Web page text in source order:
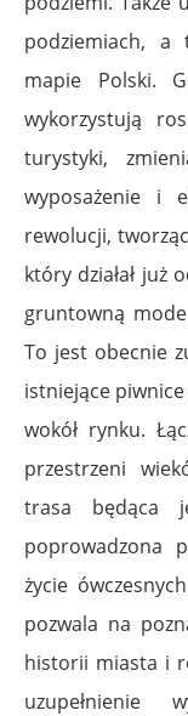
podziemiach, a
mapie Polski.
wykorzystują
turystyki,
wyposażenie i
rewolucji,
który działał już
gruntowną
To jest obecnie
istniejące
wokół rynku.
przestrzeni
trasa będąca
poprowadzona
życie
pozwala na
historii miasta i
uzupełnienie